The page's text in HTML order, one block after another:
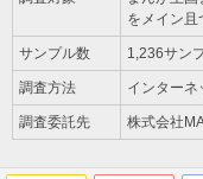
をメイン
サンプル数 1,236サン
調査方法 インターネ
調査委託先 株式会社